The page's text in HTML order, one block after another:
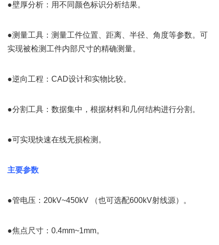
●壁厚分析：用不同颜色标识分析结果。
●测量工具：测量工件位置、距离、半径、角度等参数。可
实现被检测工件内部尺寸的精确测量。
●逆向工程：CAD设计和实物比较。
●分割工具：数据集中，根据材料和几何结构进行分割。
●可实现快速在线无损检测。
主要参数
●管电压：20kV~450kV （也可选配600kV射线源）。
●焦点尺寸：0.4mm~1mm。